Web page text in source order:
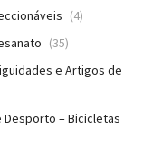
(4)
(35)
e Artigos de
– Bicicletas